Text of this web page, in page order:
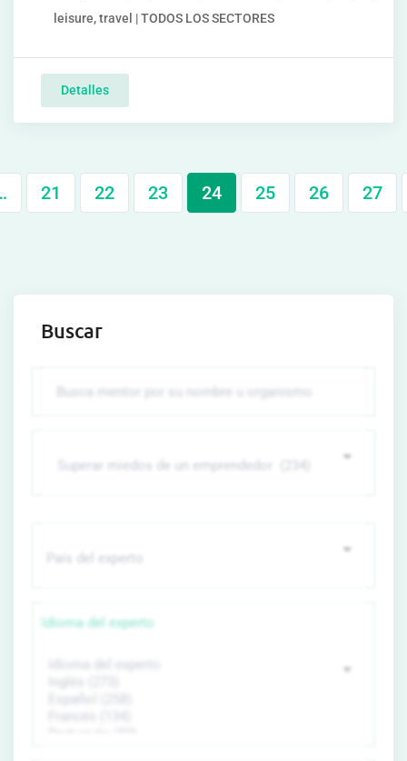
leisure, travel | TODOS LOS SECTORES
Detalles
21 22 23 24 25 26 27
Buscar
Idioma del experto